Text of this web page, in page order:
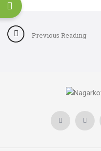
Previous Reading
for: